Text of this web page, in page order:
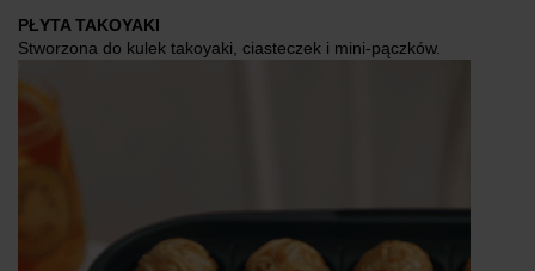
PŁYTA TAKOYAKI
Stworzona do kulek takoyaki, ciasteczek i mini‑pączków.